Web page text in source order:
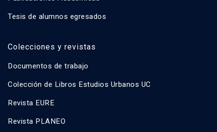
Tesis de alumnos egresados
Colecciones y revistas
Documentos de trabajo
Colección de Libros Estudios Urbanos UC
Revista EURE
Revista PLANEO